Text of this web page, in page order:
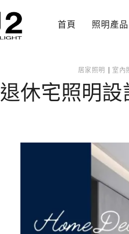
首頁 照明產品
居家照明 室內
退休宅照明